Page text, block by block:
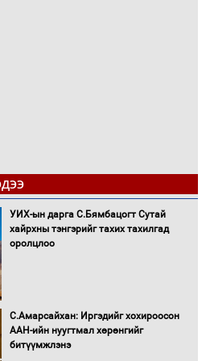
УИХ-ын дарга С.Бямбацогт Сутай
хайрхны тэнгэрийг тахих тахилгад
оролцлоо
С.Амарсайхан: Иргэдийг хохироосон
ААН-ийн нуугтмал хөрөнгийг
битүүмжлэнэ